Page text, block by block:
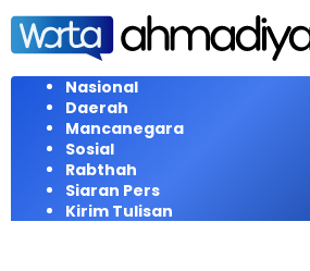
Langsung
konten
Nasional
Daerah
Mancanegara
Sosial
Rabthah
Siaran Pers
Kirim Tulisan